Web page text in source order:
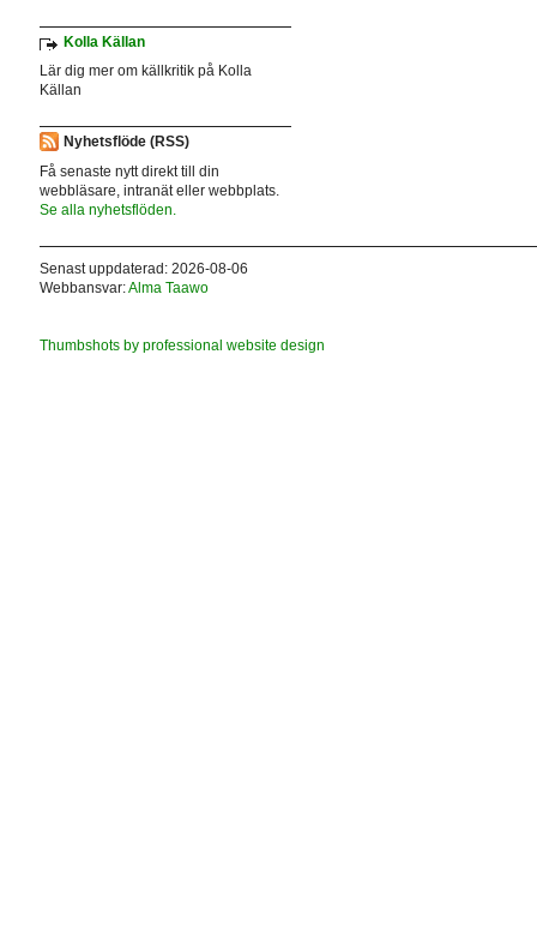
Kolla Källan
Lär dig mer om källkritik på Kolla
Källan
Nyhetsflöde (RSS)
Få senaste nytt direkt till din
webbläsare, intranät eller webbplats.
Se alla nyhetsflöden.
Senast uppdaterad: 2026-08-06
Webbansvar:Alma Taawo
Thumbshots by professional website design